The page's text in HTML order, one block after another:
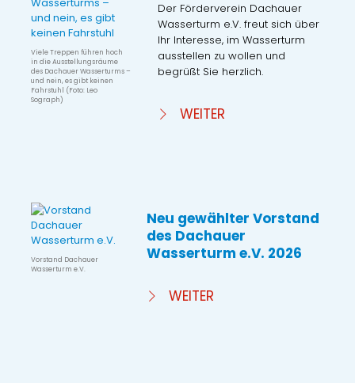
Viele Treppen führen hoch
in die Ausstellungsräume
des Dachauer Wasserturms –
und nein, es gibt keinen
Fahrstuhl (Foto: Leo
Sograph)
Der Förderverein Dachauer
Wasserturm e.V. freut sich über
Ihr Interesse, im Wasserturm
ausstellen zu wollen und
begrüßt Sie herzlich.
WEITER
Vorstand Dachauer
Wasserturm e.V.
Neu gewählter Vorstand
des Dachauer
Wasserturm e.V. 2026
WEITER